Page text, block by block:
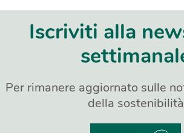
Iscriviti alla
Per rimanere aggiornato sulle
della sostenibilità